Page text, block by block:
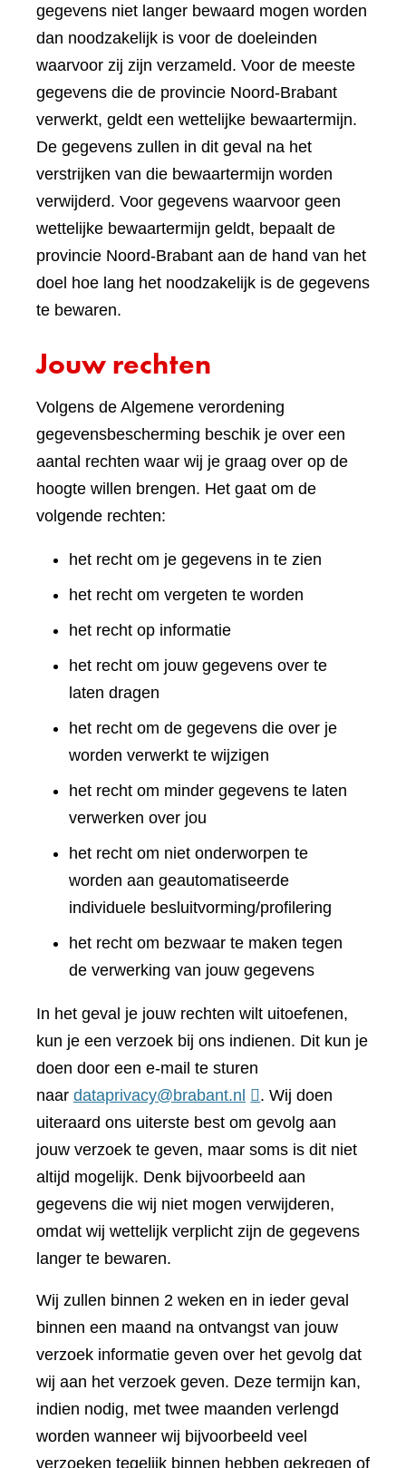
gegevens niet langer bewaard mogen worden
dan noodzakelijk is voor de doeleinden
waarvoor zij zijn verzameld. Voor de meeste
gegevens die de provincie Noord-Brabant
verwerkt, geldt een wettelijke bewaartermijn.
De gegevens zullen in dit geval na het
verstrijken van die bewaartermijn worden
verwijderd. Voor gegevens waarvoor geen
wettelijke bewaartermijn geldt, bepaalt de
provincie Noord-Brabant aan de hand van het
doel hoe lang het noodzakelijk is de gegevens
te bewaren.
Jouw rechten
Volgens de Algemene verordening
gegevensbescherming beschik je over een
aantal rechten waar wij je graag over op de
hoogte willen brengen. Het gaat om de
volgende rechten:
het recht om je gegevens in te zien
het recht om vergeten te worden
het recht op informatie
het recht om jouw gegevens over te
laten dragen
het recht om de gegevens die over je
worden verwerkt te wijzigen
het recht om minder gegevens te laten
verwerken over jou
het recht om niet onderworpen te
worden aan geautomatiseerde
individuele besluitvorming/profilering
het recht om bezwaar te maken tegen
de verwerking van jouw gegevens
In het geval je jouw rechten wilt uitoefenen,
kun je een verzoek bij ons indienen. Dit kun je
doen door een e-mail te sturen
naar dataprivacy@brabant.nl
. Wij doen
uiteraard ons uiterste best om gevolg aan
jouw verzoek te geven, maar soms is dit niet
altijd mogelijk. Denk bijvoorbeeld aan
gegevens die wij niet mogen verwijderen,
omdat wij wettelijk verplicht zijn de gegevens
langer te bewaren.
Wij zullen binnen 2 weken en in ieder geval
binnen een maand na ontvangst van jouw
verzoek informatie geven over het gevolg dat
wij aan het verzoek geven. Deze termijn kan,
indien nodig, met twee maanden verlengd
worden wanneer wij bijvoorbeeld veel
verzoeken tegelijk binnen hebben gekregen of